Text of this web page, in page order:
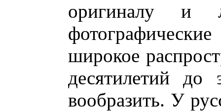
оригиналу и
широкое
десятилетий до
вообразить. У